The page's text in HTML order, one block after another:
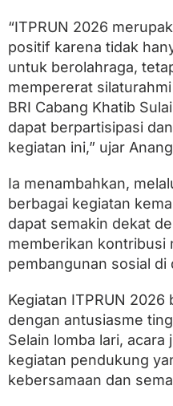
“ITPRUN 2026
positif karena tidak
untuk berolahraga,
mempererat
BRI Cabang Khatib
dapat berpartisipasi
kegiatan ini,” ujar
Ia menambahkan,
berbagai kegiatan
dapat semakin dekat
memberikan kontribusi
pembangunan sosial di
Kegiatan ITPRUN
dengan antusiasme
Selain lomba lari,
kegiatan pendukung
kebersamaan dan